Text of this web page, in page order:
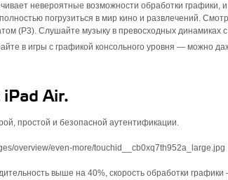
невероятные возможности обработки графики,
погрузиться в мир кино и развлечений.
(P3). Слушайте музыку в превосходных динамиках
в игры с графикой консольного уровня — можно
Air.
простой и безопасной аутентификации.
выше на 40%, скорость обработки